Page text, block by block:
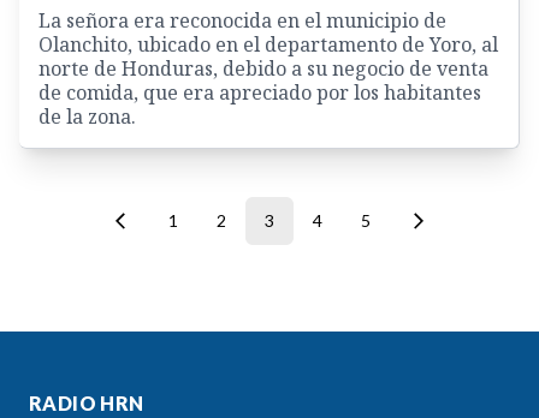
La señora era reconocida en el municipio de
Olanchito, ubicado en el departamento de Yoro, al
norte de Honduras, debido a su negocio de venta
de comida, que era apreciado por los habitantes
de la zona.
1 2 3 4 5
RADIO HRN